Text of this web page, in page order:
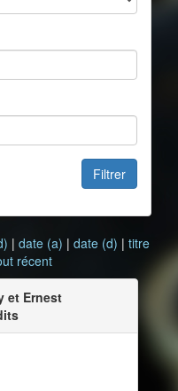
Filtrer
| date (a) | date (d) | titre
récent
et Ernest